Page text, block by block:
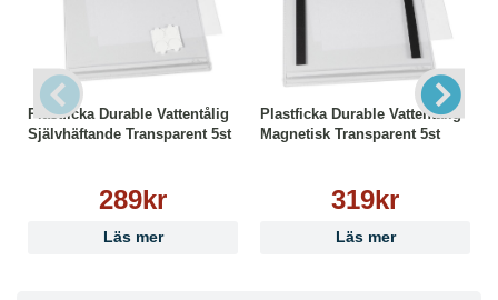
Plastficka Durable Vattentålig
Självhäftande Transparent 5st
289kr
Läs mer
Plastficka Durable Vattentålig
Magnetisk Transparent 5st
319kr
Läs mer